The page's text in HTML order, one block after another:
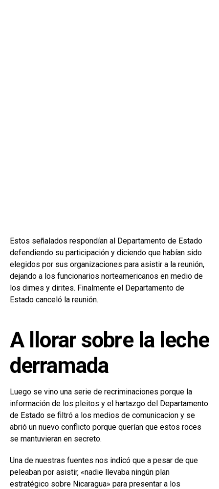
Estos señalados respondían al Departamento de Estado
defendiendo su participación y diciendo que habían sido
elegidos por sus organizaciones para asistir a la reunión,
dejando a los funcionarios norteamericanos en medio de
los dimes y dirites. Finalmente el Departamento de
Estado canceló la reunión.
A llorar sobre la leche
derramada
Luego se vino una serie de recriminaciones porque la
información de los pleitos y el hartazgo del Departamento
de Estado se filtró a los medios de comunicacion y se
abrió un nuevo conflicto porque querían que estos roces
se mantuvieran en secreto.
Una de nuestras fuentes nos indicó que a pesar de que
peleaban por asistir, «nadie llevaba ningún plan
estratégico sobre Nicaragua» para presentar a los